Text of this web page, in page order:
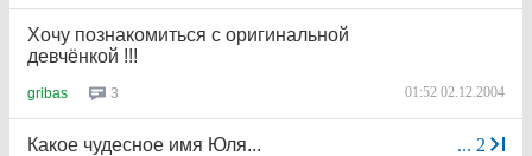
Хочу познакомиться с оригинальной
девчёнкой !!!
gribas 3 01:52 02.12.2004
... 2
Какое чудесное имя Юля...